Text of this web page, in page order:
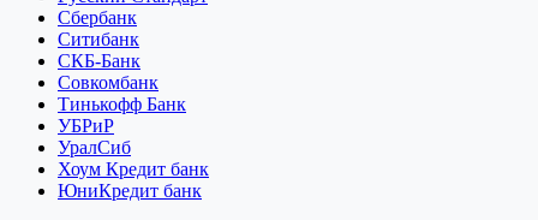
Сбербанк
Ситибанк
СКБ-Банк
Совкомбанк
Тинькофф Банк
УБРиР
УралСиб
Хоум Кредит банк
ЮниКредит банк